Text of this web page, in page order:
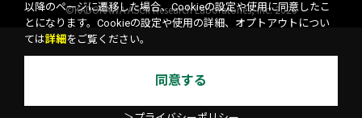
©KADOKAWA ASCII Research Laboratories, Inc. 2026
以降のページに遷移した場合、Cookieの設定や使用に同意したこ
とになります。Cookieの設定や使用の詳細、オプトアウトについ
ては詳細 をご覧ください。
同意する